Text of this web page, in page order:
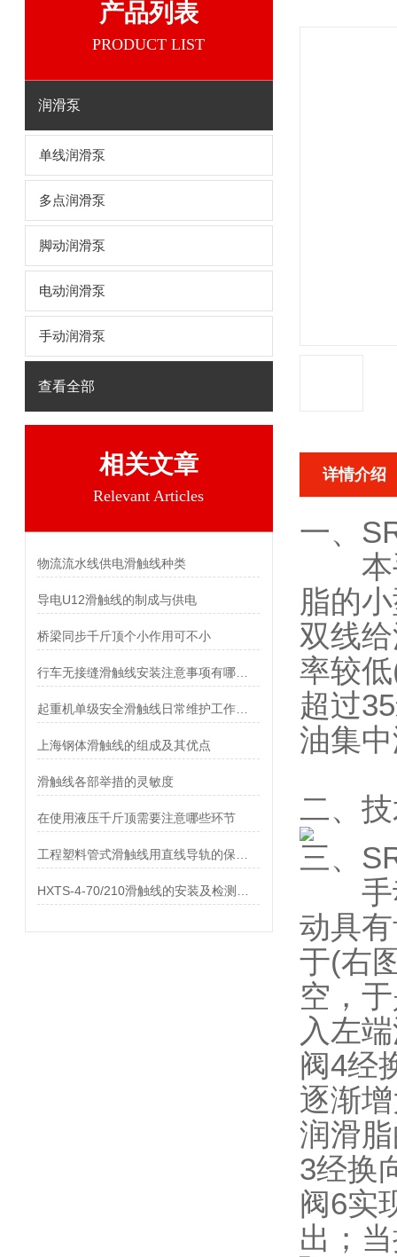
产品列表
PRODUCT LIST
润滑泵
单线润滑泵
多点润滑泵
脚动润滑泵
电动润滑泵
手动润滑泵
查看全部
相关文章
Relevant Articles
物流流水线供电滑触线种类
导电U12滑触线的制成与供电
桥梁同步千斤顶个小作用可不小
上海钢体滑触线的组成及其优点
滑触线各部举措的灵敏度
在使用液压千斤顶需要注意哪些环节
详情介绍
一、
本手
脂的
双线
率较
超过
油集
二、
三、
手动
动具
于(右
空，
入左
阀4经
逐渐
润滑
3经换
阀6实
出；